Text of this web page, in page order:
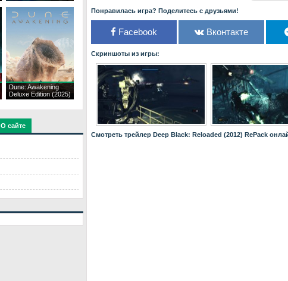
Dune: Awakening
Deluxe Edition (2025)
О сайте
Понравилась игра? Поделитесь с друзьями!
Facebook Вконтакте
Скриншоты из игры:
Смотреть трейлер Deep Black: Reloaded (2012) RePack